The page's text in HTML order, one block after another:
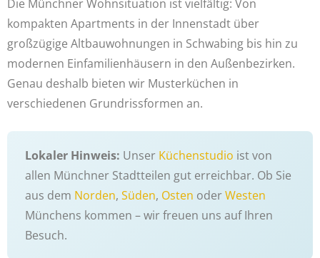
Die Münchner Wohnsituation ist vielfältig: Von
kompakten Apartments in der Innenstadt über
großzügige Altbauwohnungen in Schwabing bis hin zu
modernen Einfamilienhäusern in den Außenbezirken.
Genau deshalb bieten wir Musterküchen in
verschiedenen Grundrissformen an.
Lokaler Hinweis: Unser Küchenstudio ist von
allen Münchner Stadtteilen gut erreichbar. Ob Sie
aus dem Norden, Süden, Osten oderWesten
Münchens kommen – wir freuen uns auf Ihren
Besuch.